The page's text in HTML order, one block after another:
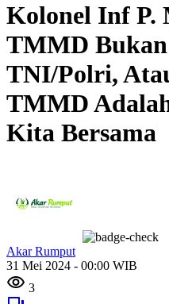
Kolonel Inf P.
TMMD
TNI/Polri,
TMMD
Kita Bersama
Akar Rumput
31 Mei 2024 - 00:00 WIB
3